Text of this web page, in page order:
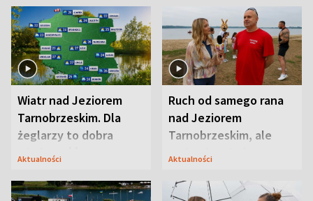
Wiatr nad Jeziorem
Tarnobrzeskim. Dla
żeglarzy to dobra
wiadomość
Aktualności
Ruch od samego rana
nad Jeziorem
Tarnobrzeskim, ale
ważna jest jedna
Aktualności